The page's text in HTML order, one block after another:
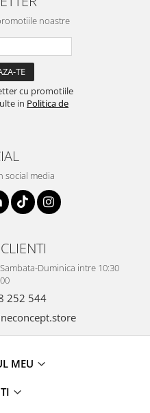
noastre
cu promotiile
in Politica de
social media
Duminica intre 10:30
252 544
MEU